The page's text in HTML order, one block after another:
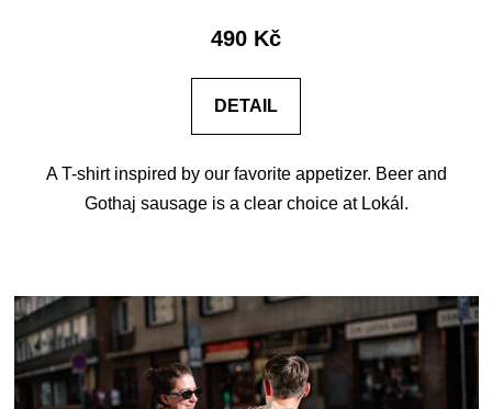
490 Kč
DETAIL
A T-shirt inspired by our favorite appetizer. Beer and
Gothaj sausage is a clear choice at Lokál.